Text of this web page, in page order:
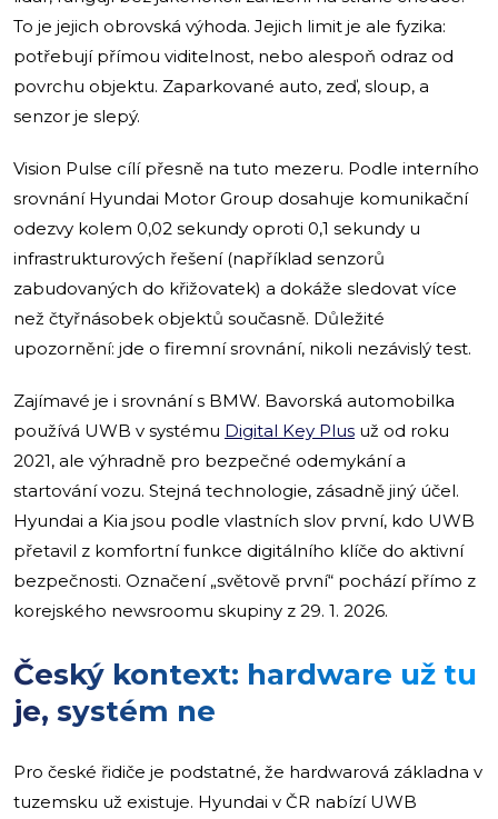
To je jejich obrovská výhoda. Jejich limit je ale fyzika:
potřebují přímou viditelnost, nebo alespoň odraz od
povrchu objektu. Zaparkované auto, zeď, sloup, a
senzor je slepý.
Vision Pulse cílí přesně na tuto mezeru. Podle interního
srovnání Hyundai Motor Group dosahuje komunikační
odezvy kolem 0,02 sekundy oproti 0,1 sekundy u
infrastrukturových řešení (například senzorů
zabudovaných do křižovatek) a dokáže sledovat více
než čtyřnásobek objektů současně. Důležité
upozornění: jde o firemní srovnání, nikoli nezávislý test.
Zajímavé je i srovnání s BMW. Bavorská automobilka
používá UWB v systému Digital Key Plus už od roku
2021, ale výhradně pro bezpečné odemykání a
startování vozu. Stejná technologie, zásadně jiný účel.
Hyundai a Kia jsou podle vlastních slov první, kdo UWB
přetavil z komfortní funkce digitálního klíče do aktivní
bezpečnosti. Označení „světově první“ pochází přímo z
korejského newsroomu skupiny z 29. 1. 2026.
Český kontext: hardware už tu
je, systém ne
Pro české řidiče je podstatné, že hardwarová základna v
tuzemsku už existuje. Hyundai v ČR nabízí UWB